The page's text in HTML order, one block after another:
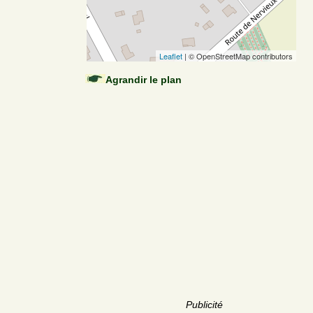
Leaflet | © OpenStreetMap contributors
Agrandir le plan
Publicité